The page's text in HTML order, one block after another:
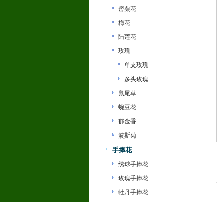
罂粟花
梅花
陆莲花
玫瑰
单支玫瑰
多头玫瑰
鼠尾草
蜿豆花
郁金香
波斯菊
手捧花
绣球手捧花
玫瑰手捧花
牡丹手捧花